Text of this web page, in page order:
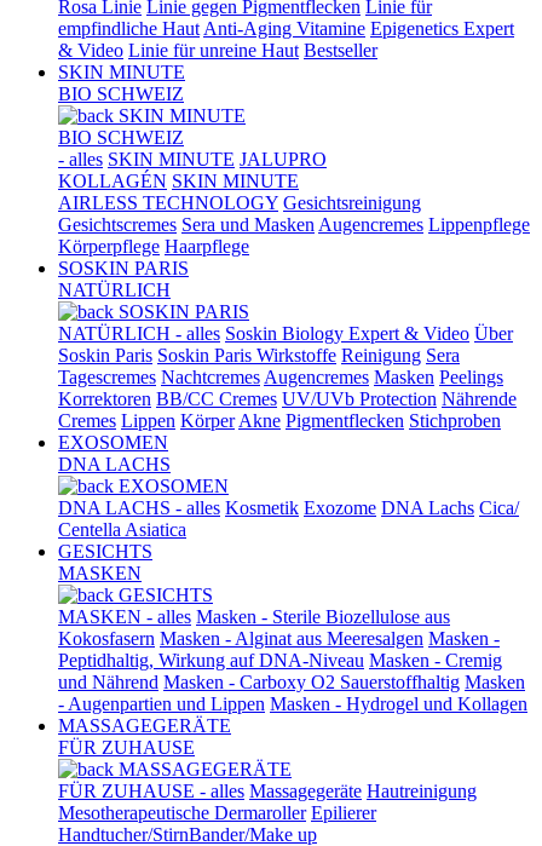
Rosa Linie Linie gegen Pigmentflecken Linie für
empfindliche Haut Anti-Aging Vitamine Epigenetics Expert
& Video Linie für unreine Haut Bestseller
SKIN MINUTE
BIO SCHWEIZ
SKIN MINUTE
BIO SCHWEIZ
- alles SKIN MINUTE JALUPRO
KOLLAGÉN SKIN MINUTE
AIRLESS TECHNOLOGY Gesichtsreinigung
Gesichtscremes Sera und Masken Augencremes Lippenpflege
Körperpflege Haarpflege
SOSKIN PARIS
NATÜRLICH
SOSKIN PARIS
NATÜRLICH - alles Soskin Biology Expert & Video Über
Soskin Paris Soskin Paris Wirkstoffe Reinigung Sera
Tagescremes Nachtcremes Augencremes Masken Peelings
Korrektoren BB/CC Cremes UV/UVb Protection Nährende
Cremes Lippen Körper Akne Pigmentflecken Stichproben
EXOSOMEN
DNA LACHS
EXOSOMEN
DNA LACHS - alles Kosmetik Exozome DNA Lachs Cica/
Centella Asiatica
GESICHTS
MASKEN
GESICHTS
MASKEN - alles Masken - Sterile Biozellulose aus
Kokosfasern Masken - Alginat aus Meeresalgen Masken -
Peptidhaltig, Wirkung auf DNA-Niveau Masken - Cremig
und Nährend Masken - Carboxy O2 Sauerstoffhaltig Masken
- Augenpartien und Lippen Masken - Hydrogel und Kollagen
MASSAGEGERÄTE
FÜR ZUHAUSE
MASSAGEGERÄTE
FÜR ZUHAUSE - alles Massagegeräte Hautreinigung
Mesotherapeutische Dermaroller Epilierer
Handtucher/StirnBander/Make up